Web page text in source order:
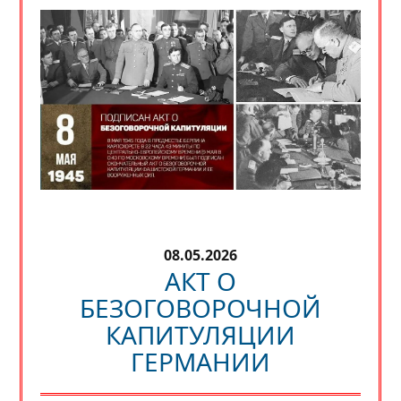
08.05.2026
АКТ О
БЕЗОГОВОРОЧНОЙ
КАПИТУЛЯЦИИ
ГЕРМАНИИ